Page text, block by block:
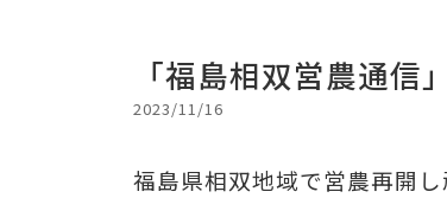
「福島相双営農通
2023/11/16
福島県相双地域で営農再開